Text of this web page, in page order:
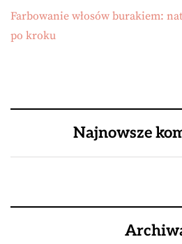
Farbowanie włosów burakiem:
po kroku
Najnowsze